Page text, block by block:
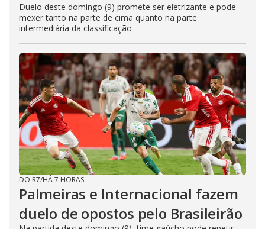
Duelo deste domingo (9) promete ser eletrizante e pode
mexer tanto na parte de cima quanto na parte
intermediária da classificação
DO R7/HÁ 7 HORAS
Palmeiras e Internacional fazem
duelo de opostos pelo Brasileirão